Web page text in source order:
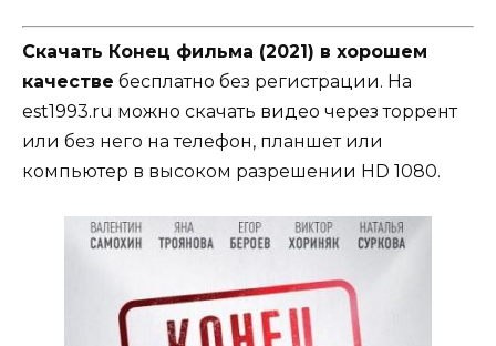
Скачать Конец фильма (2021) в хорошем
качестве бесплатно без регистрации. На
est1993.ru можно скачать видео через торрент
или без него на телефон, планшет или
компьютер в высоком разрешении HD 1080.